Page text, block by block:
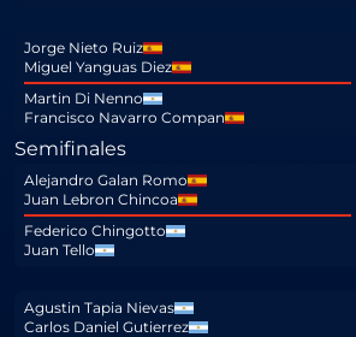
Jorge Nieto Ruiz
Miguel Yanguas Diez
Martin Di Nenno
Francisco Navarro Compan
Semifinales
Alejandro Galan Romo
Juan Lebron Chincoa
Federico Chingotto
Juan Tello
Agustin Tapia Nievas
Carlos Daniel Gutierrez